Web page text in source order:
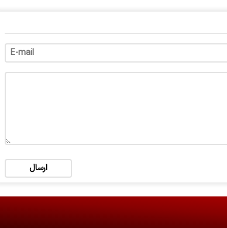
ارسال